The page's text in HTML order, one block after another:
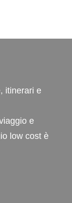
itinerari e
e
low cost è